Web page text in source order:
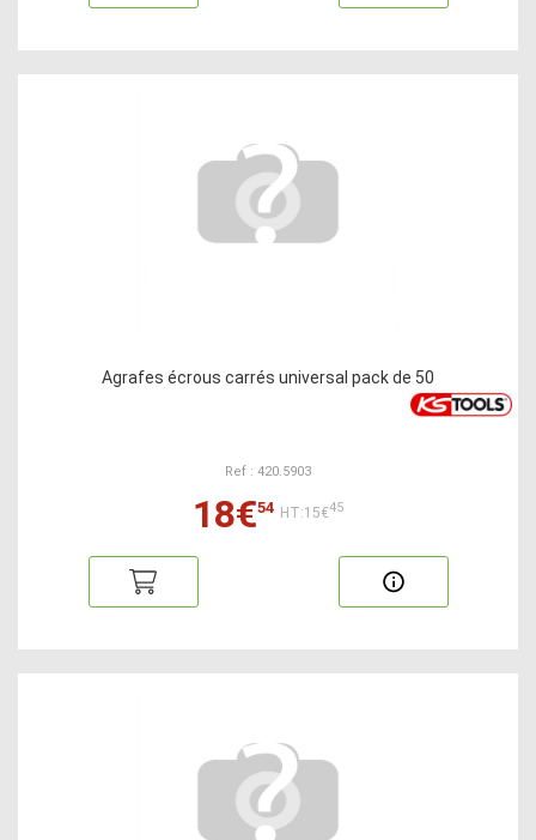
Agrafes écrous carrés universal pack de 50
Ref : 420.5903
18€54 HT:15€45